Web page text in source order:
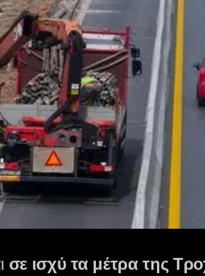
σε ισχύ τα μέτρα της